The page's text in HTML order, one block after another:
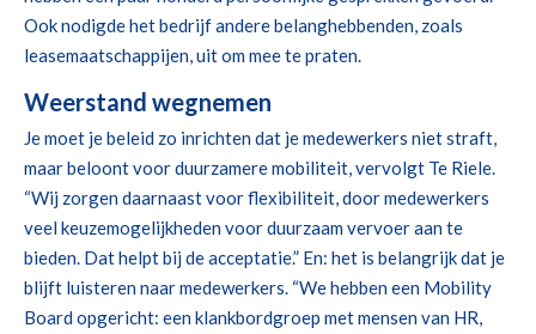
Ook nodigde het bedrijf andere belanghebbenden, zoals
leasemaatschappijen, uit om mee te praten.
Weerstand wegnemen
Je moet je beleid zo inrichten dat je medewerkers niet straft,
maar beloont voor duurzamere mobiliteit, vervolgt Te Riele.
“Wij zorgen daarnaast voor flexibiliteit, door medewerkers
veel keuzemogelijkheden voor duurzaam vervoer aan te
bieden. Dat helpt bij de acceptatie.” En: het is belangrijk dat je
blijft luisteren naar medewerkers. “We hebben een Mobility
Board opgericht: een klankbordgroep met mensen van HR,